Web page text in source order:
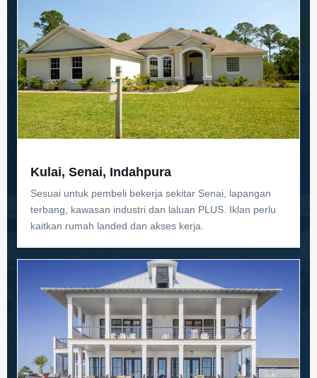
Kulai, Senai, Indahpura
Sesuai untuk pembeli bekerja sekitar Senai, lapangan
terbang, kawasan industri dan laluan PLUS. Iklan perlu
kaitkan rumah landed dan akses kerja.